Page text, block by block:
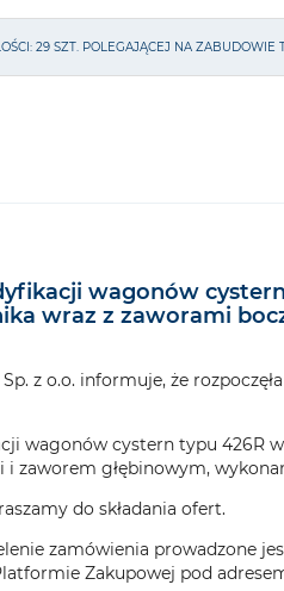
29 SZT. POLEGAJĄCEJ NA
wagonów
wraz z zaworami
z o.o. informuje, że
wagonów cystern typu 426R
i zaworem głębinowym,
do składania ofert.
zamówienia prowadzone
Zakupowej pod